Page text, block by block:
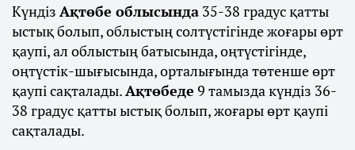
Күндіз Ақтөбе облысында 35-38 градус қатты
ыстық болып, облыстың солтүстігінде жоғары өрт
қаупі, ал облыстың батысында, оңтүстігінде,
оңтүстік-шығысында, орталығында төтенше өрт
қаупі сақталады.Ақтөбеде 9 тамызда күндіз 36-
38 градус қатты ыстық болып, жоғары өрт қаупі
сақталады.